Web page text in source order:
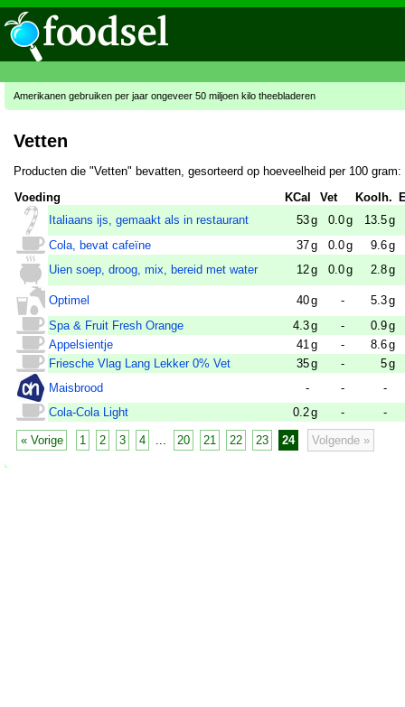
Amerikanen gebruiken per jaar ongeveer 50 miljoen kilo theebladeren
Vetten
Producten die "Vetten" bevatten, gesorteerd op hoeveelheid per 100 gram:
Voeding
KCal Vet Koolh.
Italiaans ijs, gemaakt als in restaurant
53g 0.0g 13.5g
Cola, bevat cafeïne
37g 0.0g 9.6g
Uien soep, droog, mix, bereid met water
12g 0.0g 2.8g
Optimel 40g - 5.3g
Spa & Fruit Fresh Orange
4.3g - 0.9g
Appelsientje
41 g - 8.6g
Friesche Vlag Lang Lekker 0% Vet
35g - 5g
Maisbrood
- -
-
Cola-Cola Light
0.2g - -
« Vorige 1 2 3 4 20 21 22 23 24 Volgende »